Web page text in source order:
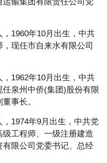
1960年10月出生，中共
现任市自来水有限公司
1962年10月出生，中共
泉州中侨(集团)股份有限
事长。
1974年9月出生，中共党
工程师、一级注册建造
限公司党委书记、总经